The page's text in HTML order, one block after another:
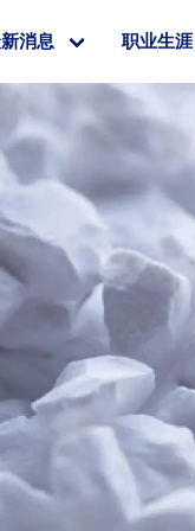
消息 职业生涯